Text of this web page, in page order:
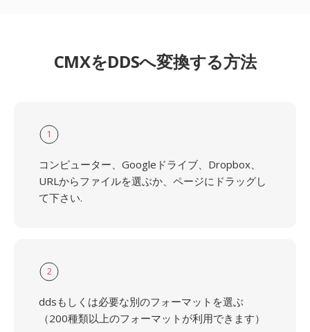
CMXをDDSへ変換する方法
1
コンピューター、Googleドライブ、Dropbox、
URLからファイルを選ぶか、ページにドラッグし
て下さい.
2
ddsもしくは必要な別のフォーマットを選ぶ
（200種類以上のフォーマットが利用できます）